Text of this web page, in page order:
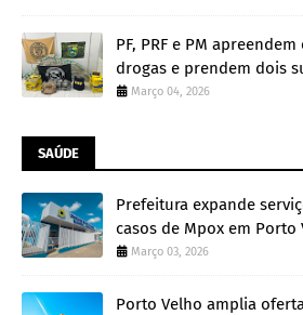
PF, PRF e PM
drogas e prendem dois
Março 04, 2026
SAÚDE
Prefeitura expande
casos de Mpox em Porto
Março 03, 2026
Porto Velho amplia